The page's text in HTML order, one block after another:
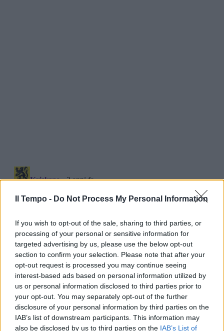
Il Tempo - Do Not Process My Personal Information
If you wish to opt-out of the sale, sharing to third parties, or
processing of your personal or sensitive information for
targeted advertising by us, please use the below opt-out
section to confirm your selection. Please note that after your
opt-out request is processed you may continue seeing
interest-based ads based on personal information utilized by
us or personal information disclosed to third parties prior to
your opt-out. You may separately opt-out of the further
disclosure of your personal information by third parties on the
IAB’s list of downstream participants. This information may
also be disclosed by us to third parties on the IAB’s List of